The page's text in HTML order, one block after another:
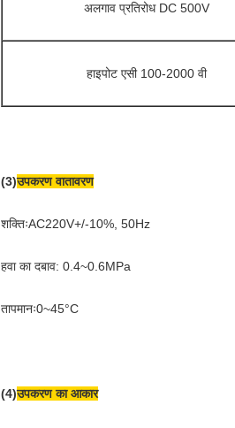
अलगाव प्रतिरोध DC 500V
हाइपोट एसी 100-2000 वी
(3)उपकरण वातावरण
शक्तिःAC220V+/-10%, 50Hz
हवा का दबाव: 0.4~0.6MPa
तापमानः0~45°C
(4)उपकरण का आकार